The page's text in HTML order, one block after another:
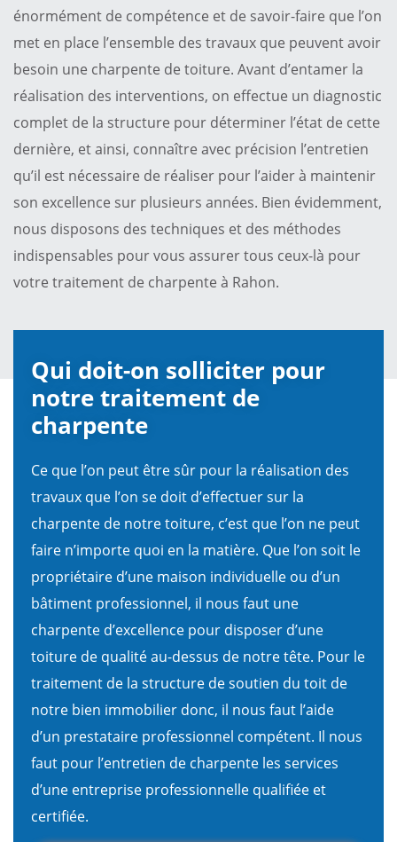
énormément de compétence et de savoir-faire que l’on
met en place l’ensemble des travaux que peuvent avoir
besoin une charpente de toiture. Avant d’entamer la
réalisation des interventions, on effectue un diagnostic
complet de la structure pour déterminer l’état de cette
dernière, et ainsi, connaître avec précision l’entretien
qu’il est nécessaire de réaliser pour l’aider à maintenir
son excellence sur plusieurs années. Bien évidemment,
nous disposons des techniques et des méthodes
indispensables pour vous assurer tous ceux-là pour
votre traitement de charpente à Rahon.
Qui doit-on solliciter pour
notre traitement de
charpente
Ce que l’on peut être sûr pour la réalisation des
travaux que l’on se doit d’effectuer sur la
charpente de notre toiture, c’est que l’on ne peut
faire n’importe quoi en la matière. Que l’on soit le
propriétaire d’une maison individuelle ou d’un
bâtiment professionnel, il nous faut une
charpente d’excellence pour disposer d’une
toiture de qualité au-dessus de notre tête. Pour le
traitement de la structure de soutien du toit de
notre bien immobilier donc, il nous faut l’aide
d’un prestataire professionnel compétent. Il nous
faut pour l’entretien de charpente les services
d’une entreprise professionnelle qualifiée et
certifiée.